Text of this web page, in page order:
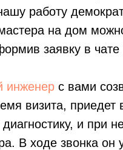
работу
на дом
заявку в чате
инженер с вами
визита, приедет
и при
В ходе звонка он